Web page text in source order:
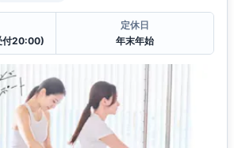
付20:00)
定休日
年末年始